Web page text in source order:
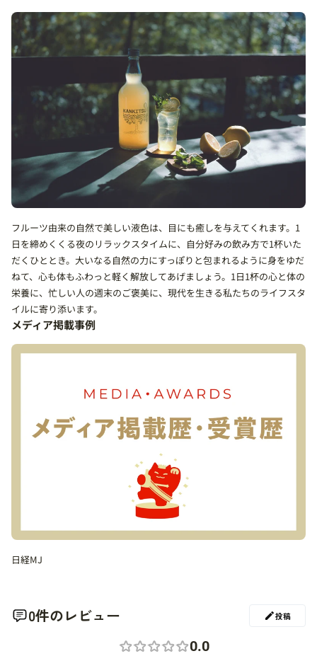
フルーツ由来の自然で美しい液色は、目にも癒しを与えてくれます。1
日を締めくくる夜のリラックスタイムに、自分好みの飲み方で1杯いた
だくひととき。大いなる自然の力にすっぽりと包まれるように身をゆだ
ねて、心も体もふわっと軽く解放してあげましょう。1日1杯の心と体の
栄養に、忙しい人の週末のご褒美に、現代を生きる私たちのライフスタ
イルに寄り添います。
メディア掲載事例
日経MJ
0件のレビュー
0.0
投稿